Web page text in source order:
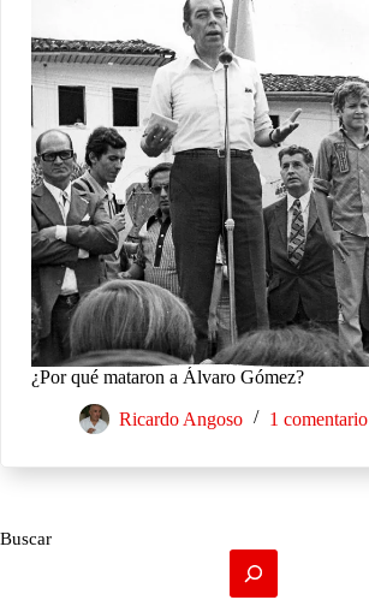
¿Por qué mataron a Álvaro Gómez?
Ricardo Angoso 1 comentario
Buscar